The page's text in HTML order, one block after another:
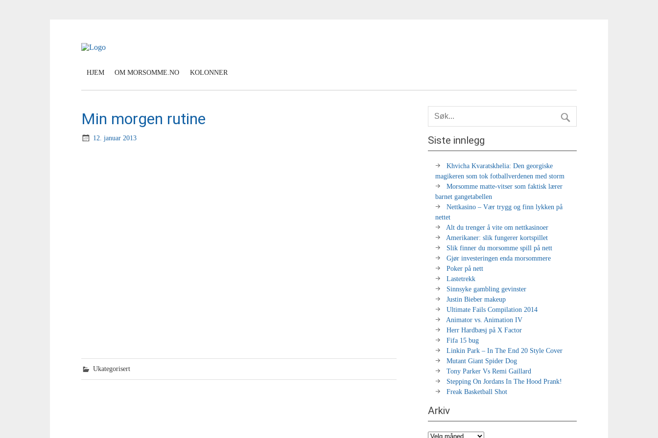
HJEM OM MORSOMME.NO KOLONNER
Min morgen rutine
12. januar 2013
Ukategorisert
Siste innlegg
Khvicha Kvaratskhelia: Den georgiske
magikeren som tok fotballverdenen med storm
Morsomme matte-vitser som faktisk lærer
barnet gangetabellen
Nettkasino – Vær trygg og finn lykken på
nettet
Alt du trenger å vite om nettkasinoer
Amerikaner: slik fungerer kortspillet
Slik finner du morsomme spill på nett
Gjør investeringen enda morsommere
Poker på nett
Lastetrekk
Sinnsyke gambling gevinster
Justin Bieber makeup
Ultimate Fails Compilation 2014
Animator vs. Animation IV
Herr Hardbæsj på X Factor
Fifa 15 bug
Linkin Park – In The End 20 Style Cover
Mutant Giant Spider Dog
Tony Parker Vs Remi Gaillard
Stepping On Jordans In The Hood Prank!
Freak Basketball Shot
Arkiv
Arkiv